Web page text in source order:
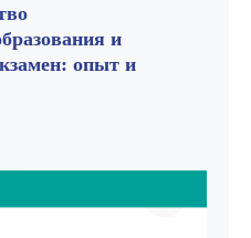
и
опыт и